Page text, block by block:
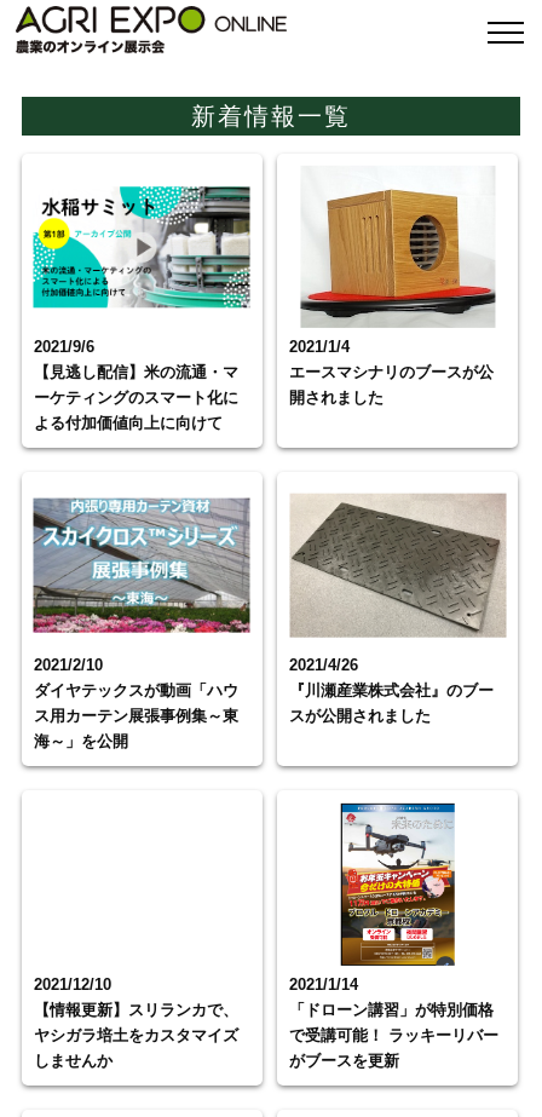
新着情報一覧
2021/9/6
【見逃し配信】米の流通・マ
ーケティングのスマート化に
よる付加価値向上に向けて
2021/1/4
エースマシナリのブースが公
開されました
2021/2/10
ダイヤテックスが動画「ハウ
ス用カーテン展張事例集～東
海～」を公開
2021/4/26
『川瀬産業株式会社』のブー
スが公開されました
2021/12/10
【情報更新】スリランカで、
ヤシガラ培土をカスタマイズ
しませんか
2021/1/14
「ドローン講習」が特別価格
で受講可能！ ラッキーリバー
がブースを更新